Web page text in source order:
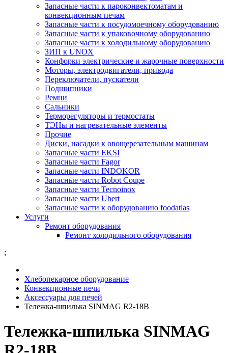
Запасные части к пароконвектоматам и
конвекционным печам
Запасные части к посудомоечному оборудованию
Запасные части к упаковочному оборудованию
Запасные части к холодильному оборудованию
ЗИП к UNOX
Конфорки электрические и жарочные поверхности
Моторы, электродвигатели, привода
Переключатели, пускатели
Подшипники
Ремни
Сальники
Терморегуляторы и термостаты
ТЭНы и нагревательные элементы
Прочие
Диски, насадки к овощерезательным машинам
Запасные части EKSI
Запасные части Fagor
Запасные части INDOKOR
Запасные части Robot Coupe
Запасные части Tecnoinox
Запасные части Ubert
Запасные части к оборудованию foodatlas
Услуги
Ремонт оборудования
Ремонт холодильного оборудования
;
Хлебопекарное оборудование
Конвекционные печи
Аксессуары для печей
Тележка-шпилька SINMAG R2-18B
Тележка-шпилька SINMAG